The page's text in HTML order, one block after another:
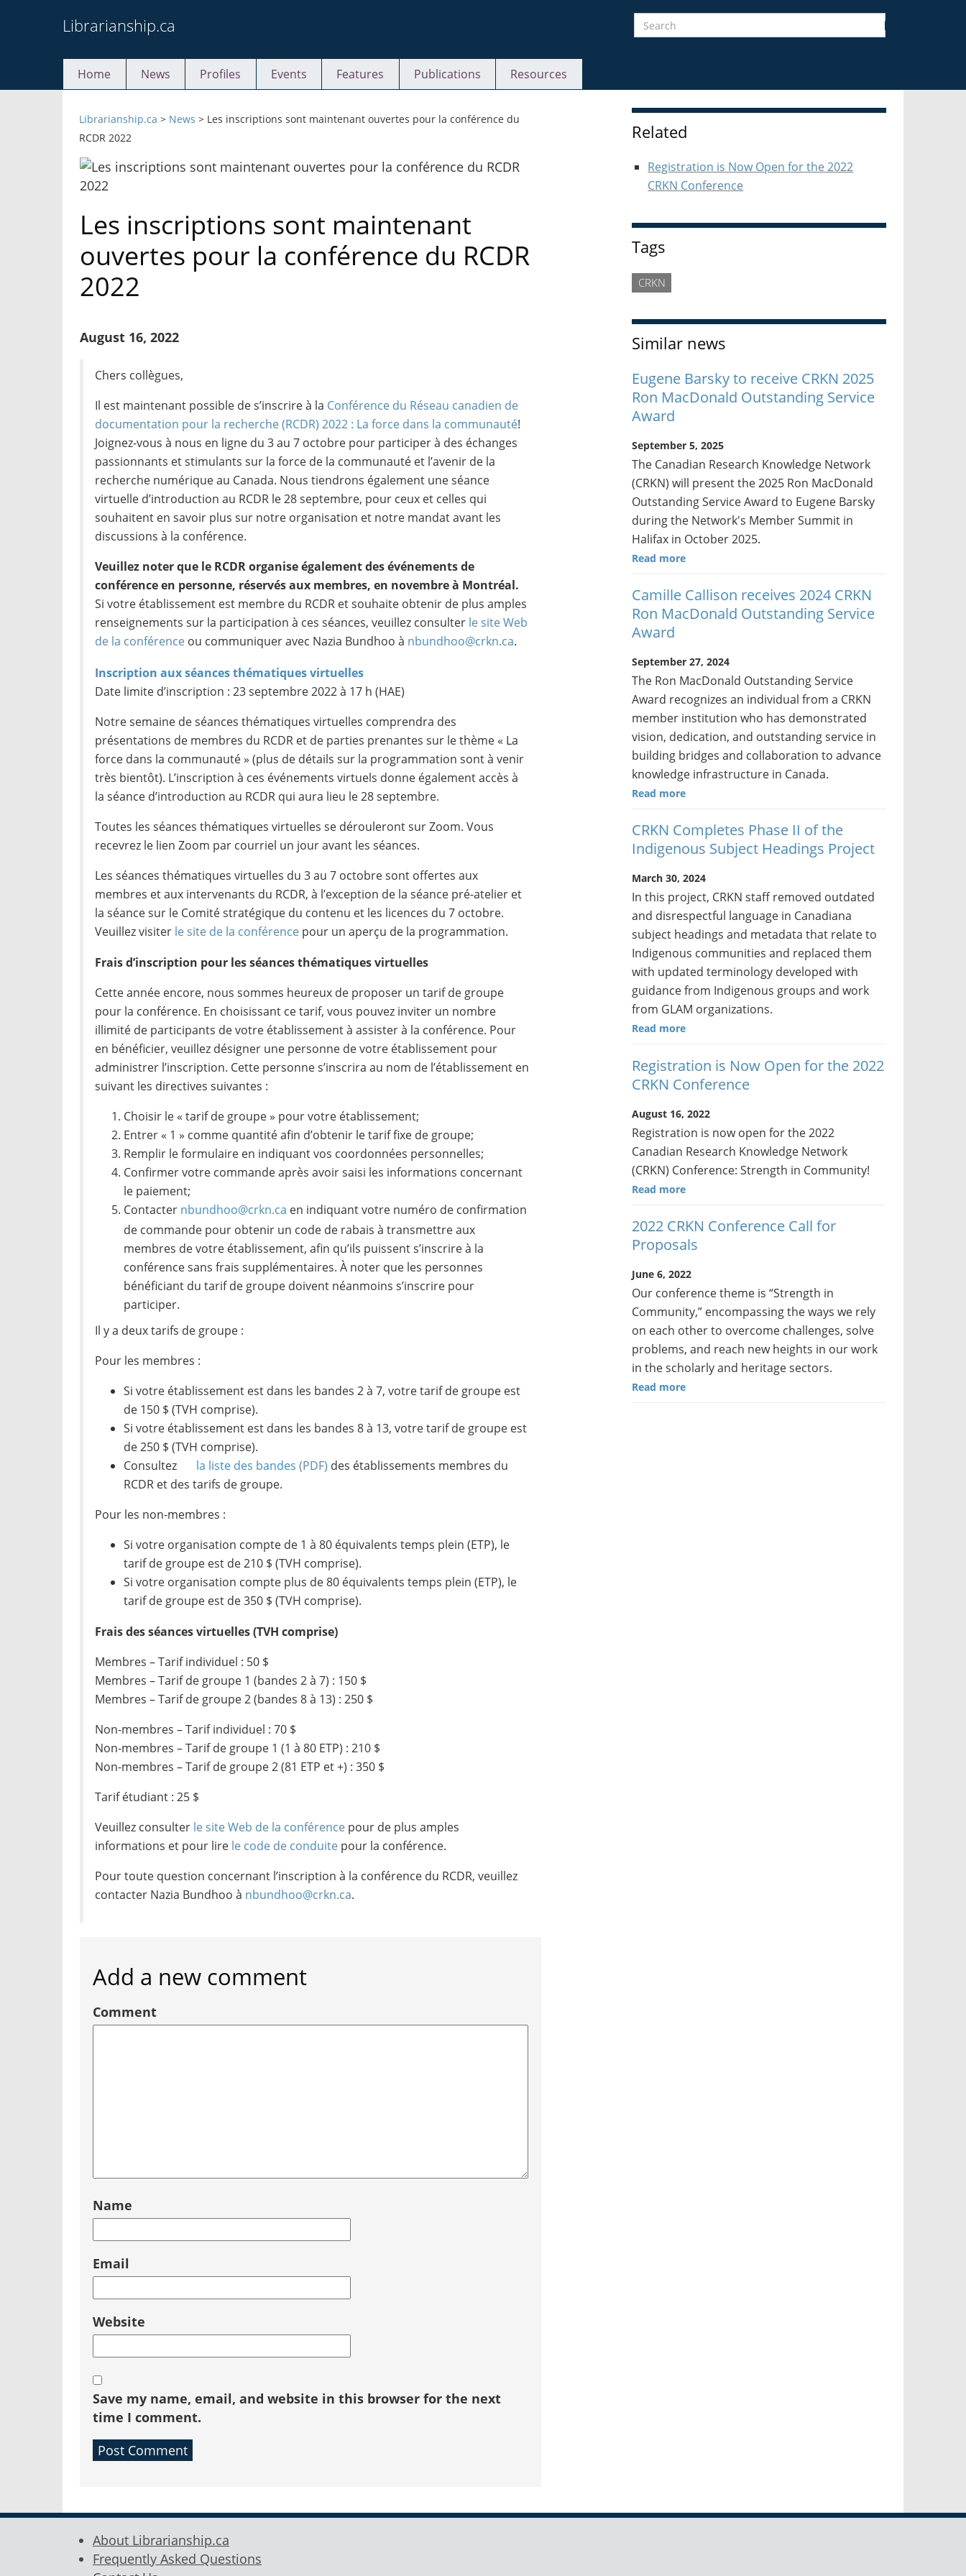
to
Librarianship.ca Search
Home News Profiles Events Features Publications Resources
Librarianship.ca > News > Les inscriptions sont maintenant ouvertes pour la conférence du
RCDR 2022
Les inscriptions sont maintenant
ouvertes pour la conférence du RCDR
2022
August 16, 2022
Chers collègues,
Il est maintenant possible de s’inscrire à la Conférence du Réseau canadien de
documentation pour la recherche (RCDR) 2022 : La force dans la communauté!
Joignez-vous à nous en ligne du 3 au 7 octobre pour participer à des échanges
passionnants et stimulants sur la force de la communauté et l’avenir de la
recherche numérique au Canada. Nous tiendrons également une séance
virtuelle d’introduction au RCDR le 28 septembre, pour ceux et celles qui
souhaitent en savoir plus sur notre organisation et notre mandat avant les
discussions à la conférence.
Veuillez noter que le RCDR organise également des événements de
conférence en personne, réservés aux membres, en novembre à Montréal.
Si votre établissement est membre du RCDR et souhaite obtenir de plus amples
renseignements sur la participation à ces séances, veuillez consulter le site Web
de la conférence ou communiquer avec Nazia Bundhoo à nbundhoo@crkn.ca.
Inscription aux séances thématiques virtuelles
Date limite d’inscription : 23 septembre 2022 à 17 h (HAE)
Notre semaine de séances thématiques virtuelles comprendra des
présentations de membres du RCDR et de parties prenantes sur le thème « La
force dans la communauté » (plus de détails sur la programmation sont à venir
très bientôt). L’inscription à ces événements virtuels donne également accès à
la séance d’introduction au RCDR qui aura lieu le 28 septembre.
Toutes les séances thématiques virtuelles se dérouleront sur Zoom. Vous
recevrez le lien Zoom par courriel un jour avant les séances.
Les séances thématiques virtuelles du 3 au 7 octobre sont offertes aux
membres et aux intervenants du RCDR, à l’exception de la séance pré-atelier et
la séance sur le Comité stratégique du contenu et les licences du 7 octobre.
Veuillez visiter le site de la conférence pour un aperçu de la programmation.
Frais d’inscription pour les séances thématiques virtuelles
Cette année encore, nous sommes heureux de proposer un tarif de groupe
pour la conférence. En choisissant ce tarif, vous pouvez inviter un nombre
illimité de participants de votre établissement à assister à la conférence. Pour
en bénéficier, veuillez désigner une personne de votre établissement pour
administrer l’inscription. Cette personne s’inscrira au nom de l’établissement en
suivant les directives suivantes :
Choisir le « tarif de groupe » pour votre établissement;
Entrer « 1 » comme quantité afin d’obtenir le tarif fixe de groupe;
Remplir le formulaire en indiquant vos coordonnées personnelles;
Confirmer votre commande après avoir saisi les informations concernant
le paiement;
Contacter nbundhoo@crkn.ca en indiquant votre numéro de confirmation
de commande pour obtenir un code de rabais à transmettre aux
membres de votre établissement, afin qu’ils puissent s’inscrire à la
conférence sans frais supplémentaires. À noter que les personnes
bénéficiant du tarif de groupe doivent néanmoins s’inscrire pour
participer.
Il y a deux tarifs de groupe :
Pour les membres :
Si votre établissement est dans les bandes 2 à 7, votre tarif de groupe est
de 150 $ (TVH comprise).
Si votre établissement est dans les bandes 8 à 13, votre tarif de groupe est
de 250 $ (TVH comprise).
Consultez
la liste des bandes (PDF) des établissements membres du
RCDR et des tarifs de groupe.
Pour les non-membres :
Si votre organisation compte de 1 à 80 équivalents temps plein (ETP), le
tarif de groupe est de 210 $ (TVH comprise).
Si votre organisation compte plus de 80 équivalents temps plein (ETP), le
tarif de groupe est de 350 $ (TVH comprise).
Frais des séances virtuelles (TVH comprise)
Membres – Tarif individuel : 50 $
Membres – Tarif de groupe 1 (bandes 2 à 7) : 150 $
Membres – Tarif de groupe 2 (bandes 8 à 13) : 250 $
Non-membres – Tarif individuel : 70 $
Non-membres – Tarif de groupe 1 (1 à 80 ETP) : 210 $
Non-membres – Tarif de groupe 2 (81 ETP et +) : 350 $
Tarif étudiant : 25 $
Veuillez consulter le site Web de la conférence pour de plus amples
informations et pour lire le code de conduite pour la conférence.
Pour toute question concernant l’inscription à la conférence du RCDR, veuillez
contacter Nazia Bundhoo à nbundhoo@crkn.ca.
Add a new comment
Comment
Name
Email
Website
Save my name, email, and website in this browser for the next
time I comment.
Sidebar
Related
Registration is Now Open for the 2022
CRKN Conference
Tags
CRKN
Similar news
Eugene Barsky to receive CRKN 2025
Ron MacDonald Outstanding Service
Award
September 5, 2025
The Canadian Research Knowledge Network
(CRKN) will present the 2025 Ron MacDonald
Outstanding Service Award to Eugene Barsky
during the Network's Member Summit in
Halifax in October 2025.
Read more
Camille Callison receives 2024 CRKN
Ron MacDonald Outstanding Service
Award
September 27, 2024
The Ron MacDonald Outstanding Service
Award recognizes an individual from a CRKN
member institution who has demonstrated
vision, dedication, and outstanding service in
building bridges and collaboration to advance
knowledge infrastructure in Canada.
Read more
CRKN Completes Phase II of the
Indigenous Subject Headings Project
March 30, 2024
In this project, CRKN staff removed outdated
and disrespectful language in Canadiana
subject headings and metadata that relate to
Indigenous communities and replaced them
with updated terminology developed with
guidance from Indigenous groups and work
from GLAM organizations.
Read more
Registration is Now Open for the 2022
CRKN Conference
August 16, 2022
Registration is now open for the 2022
Canadian Research Knowledge Network
(CRKN) Conference: Strength in Community!
Read more
2022 CRKN Conference Call for
Proposals
June 6, 2022
Our conference theme is “Strength in
Community,” encompassing the ways we rely
on each other to overcome challenges, solve
problems, and reach new heights in our work
in the scholarly and heritage sectors.
Read more
About Librarianship.ca
Frequently Asked Questions